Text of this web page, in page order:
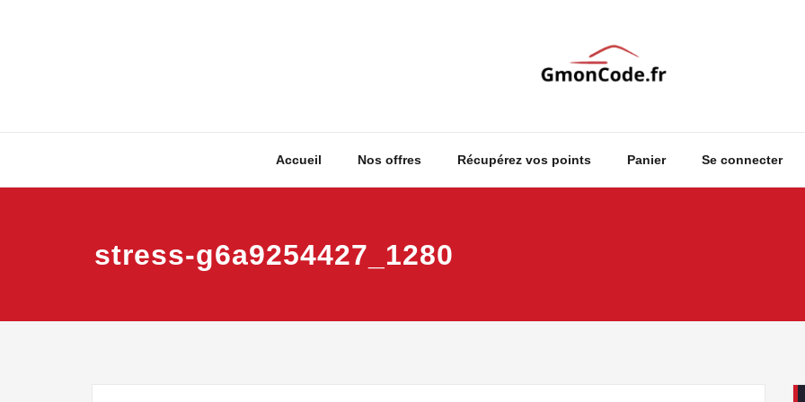
Accueil Nos offres Récupérez vos points Panier Se connecter
stress-g6a9254427_1280